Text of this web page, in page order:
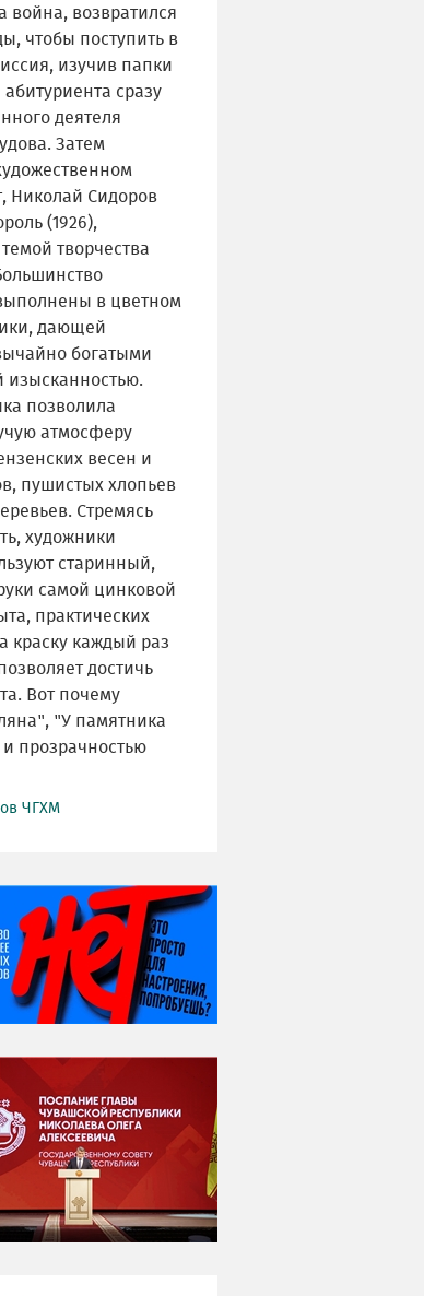
война, возвратился
чтобы поступить в
изучив папки
сразу
деятеля
Затем
Николай Сидоров
(1926),
творчества
в цветном
дающей
богатыми
изысканностью.
позволила
атмосферу
весен и
пушистых хлопьев
Стремясь
художники
старинный,
самой цинковой
практических
краску каждый раз
достичь
Вот почему
"У памятника
прозрачностью
ЧГХМ
БЕЗ ДАТЫ...
ДЕНЬ